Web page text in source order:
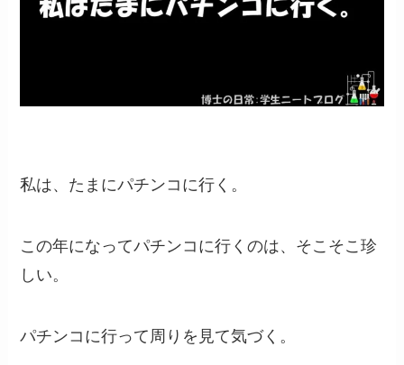
私は、たまにパチンコに行く。
この年になってパチンコに行くのは、そこそこ珍
しい。
パチンコに行って周りを見て気づく。